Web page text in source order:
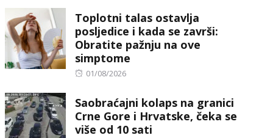
Toplotni talas ostavlja
posljedice i kada se završi:
Obratite pažnju na ove
simptome
Posted
01/08/2026
Saobraćajni kolaps na granici
Crne Gore i Hrvatske, čeka se
više od 10 sati